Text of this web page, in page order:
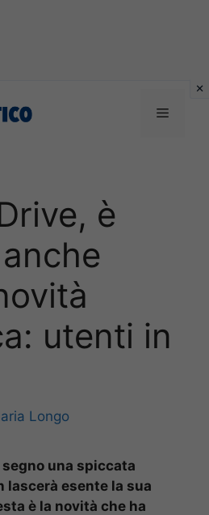
Menu
è
utenti in
Longo
segno una spiccata
lascerà esente la sua
è la novità che ha